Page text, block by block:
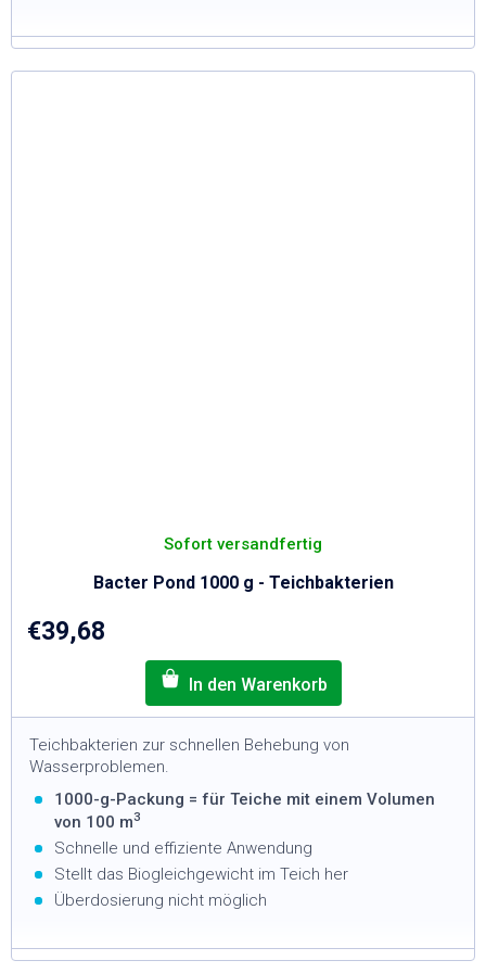
Bacter Pond 1000 g - Teichbakterien
Sofort versandfertig
€39,68
Teichbakterien zur schnellen Behebung von
Wasserproblemen.
1000-g-Packung = für Teiche mit einem Volumen
von 100 m3
Schnelle und effiziente Anwendung
Stellt das Biogleichgewicht im Teich her
Überdosierung nicht möglich